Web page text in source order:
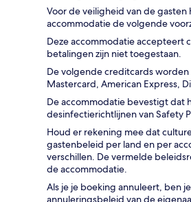
Voor de veiligheid van de gasten
accommodatie de volgende
Deze accommodatie accepteert
betalingen zijn niet toegestaan.
De volgende creditcards
Mastercard, American Express,
De accommodatie bevestigt dat
desinfectierichtlijnen van Safety
Houd er rekening mee dat
gastenbeleid per land en per
verschillen. De vermelde
de accommodatie.
Als je je boeking annuleert, ben
annuleringsbeleid van de